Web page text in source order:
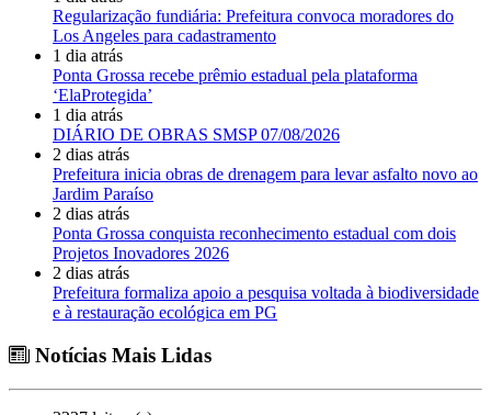
Regularização fundiária: Prefeitura convoca moradores do
Los Angeles para cadastramento
1 dia atrás
Ponta Grossa recebe prêmio estadual pela plataforma
‘ElaProtegida’
1 dia atrás
DIÁRIO DE OBRAS SMSP 07/08/2026
2 dias atrás
Prefeitura inicia obras de drenagem para levar asfalto novo ao
Jardim Paraíso
2 dias atrás
Ponta Grossa conquista reconhecimento estadual com dois
Projetos Inovadores 2026
2 dias atrás
Prefeitura formaliza apoio a pesquisa voltada à biodiversidade
e à restauração ecológica em PG
Notícias Mais Lidas